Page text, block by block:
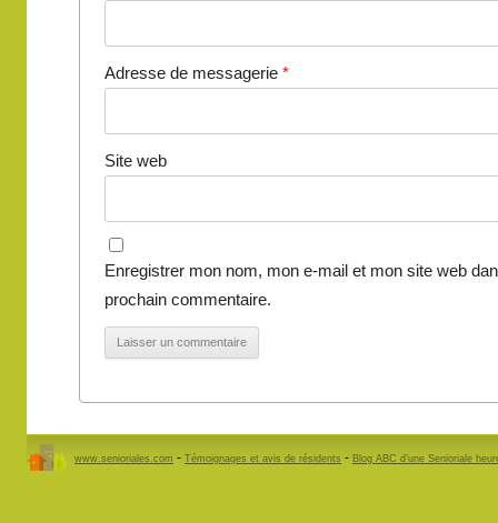
Adresse de messagerie *
Site web
Enregistrer mon nom, mon e-mail et mon site web
prochain commentaire.
www.senioriales.com - Témoignages et avis de résidents - Blog ABC d’une Senioriale